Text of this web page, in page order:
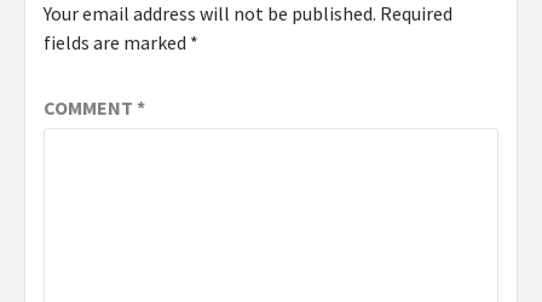
Your email address will not be published. Required
fields are marked *
COMMENT *